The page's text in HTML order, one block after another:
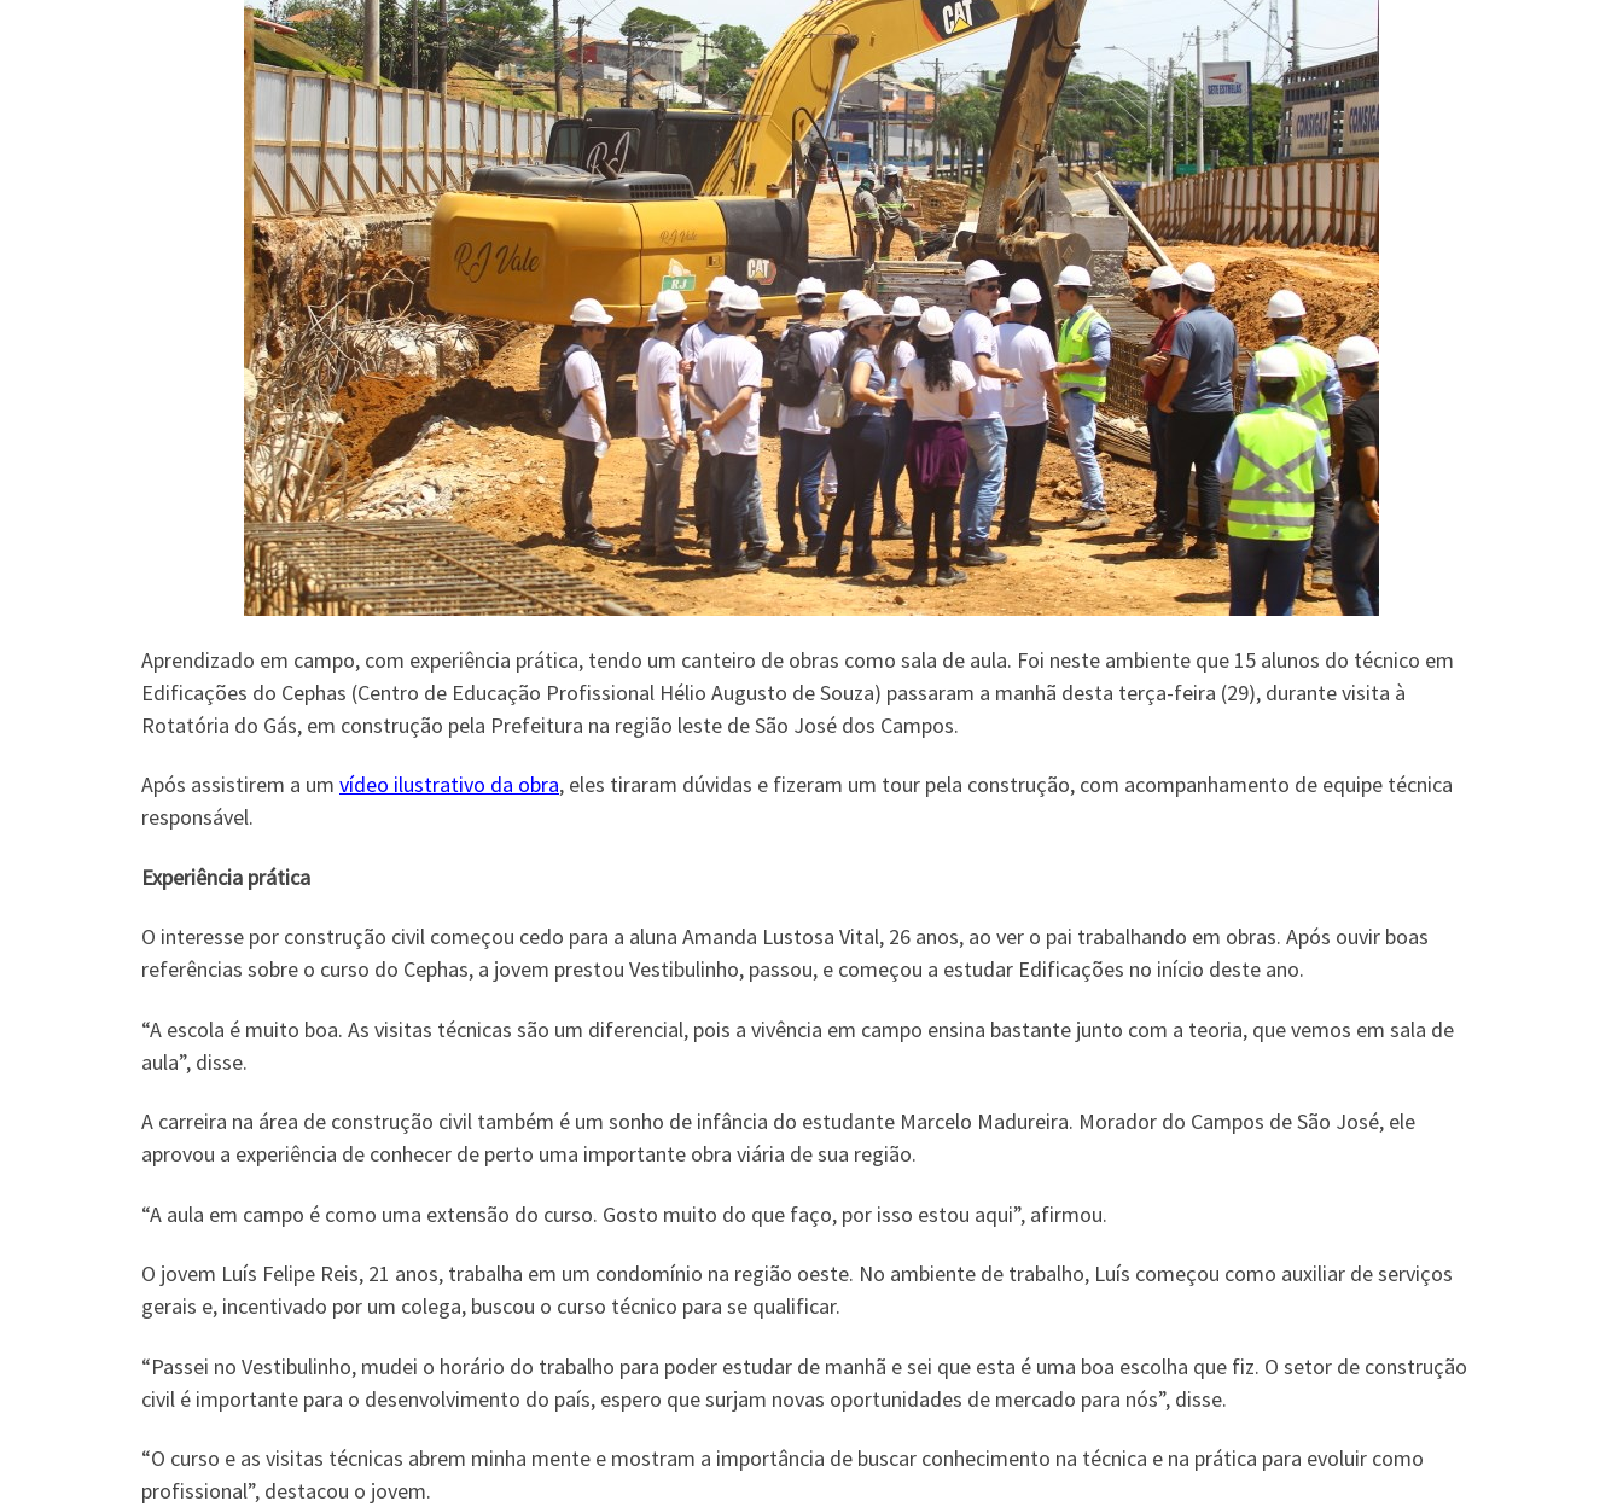
Aprendizado em campo, com experiência prática, tendo um canteiro de obras como sala de aula. Foi neste ambiente que 15 alunos do técnico em
Edificações do Cephas (Centro de Educação Profissional Hélio Augusto de Souza) passaram a manhã desta terça-feira (29), durante visita à
Rotatória do Gás, em construção pela Prefeitura na região leste de São José dos Campos.
Após assistirem a um vídeo ilustrativo da obra, eles tiraram dúvidas e fizeram um tour pela construção, com acompanhamento de equipe técnica
responsável.
Experiência prática
O interesse por construção civil começou cedo para a aluna Amanda Lustosa Vital, 26 anos, ao ver o pai trabalhando em obras. Após ouvir boas
referências sobre o curso do Cephas, a jovem prestou Vestibulinho, passou, e começou a estudar Edificações no início deste ano.
“A escola é muito boa. As visitas técnicas são um diferencial, pois a vivência em campo ensina bastante junto com a teoria, que vemos em sala de
aula”, disse.
A carreira na área de construção civil também é um sonho de infância do estudante Marcelo Madureira. Morador do Campos de São José, ele
aprovou a experiência de conhecer de perto uma importante obra viária de sua região.
“A aula em campo é como uma extensão do curso. Gosto muito do que faço, por isso estou aqui”, afirmou.
O jovem Luís Felipe Reis, 21 anos, trabalha em um condomínio na região oeste. No ambiente de trabalho, Luís começou como auxiliar de serviços
gerais e, incentivado por um colega, buscou o curso técnico para se qualificar.
“Passei no Vestibulinho, mudei o horário do trabalho para poder estudar de manhã e sei que esta é uma boa escolha que fiz. O setor de construção
civil é importante para o desenvolvimento do país, espero que surjam novas oportunidades de mercado para nós”, disse.
“O curso e as visitas técnicas abrem minha mente e mostram a importância de buscar conhecimento na técnica e na prática para evoluir como
profissional”, destacou o jovem.